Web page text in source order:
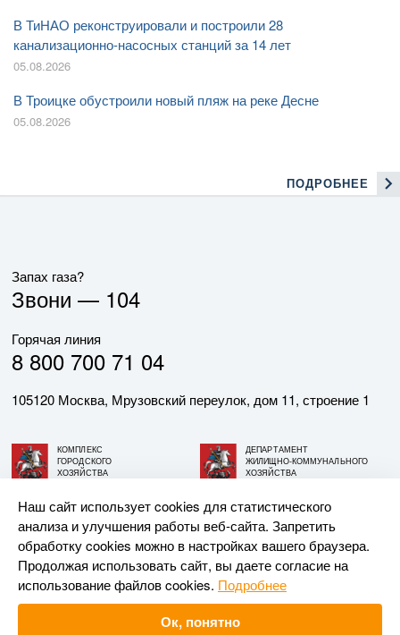
В ТиНАО реконструировали и построили 28
канализационно-насосных станций за 14 лет
05.08.2026
В Троицке обустроили новый пляж на реке Десне
05.08.2026
ПОДРОБНЕЕ
Запах газа?
Звони — 104
Горячая линия
8 800 700 71 04
105120 Москва, Мрузовский переулок, дом 11, строение 1
КОМПЛЕКС
ГОРОДСКОГО
ХОЗЯЙСТВА
ДЕПАРТАМЕНТ
ЖИЛИЩНО-КОММУНАЛЬНОГО
ХОЗЯЙСТВА
© АО «МОСГАЗ», 2026. При использовании материалов
ссылка на сайт обязательна.
Разработка и поддержка —Upriver
Наш сайт использует cookies для статистического
анализа и улучшения работы веб-сайта. Запретить
обработку cookies можно в настройках вашего браузера.
Продолжая использовать сайт, вы даете согласие на
использование файлов cookies. Подробнее
Ок, понятно